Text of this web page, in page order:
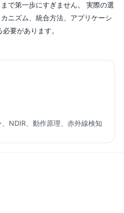
で第一歩にすぎません。 実際の選
ニズム、統合方法、アプリケーシ
要があります。
、NDIR、動作原理、赤外線検知